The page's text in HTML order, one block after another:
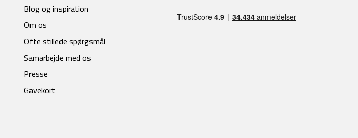
Blog og inspiration
Om os
Ofte stillede spørgsmål
Samarbejde med os
Presse
Gavekort